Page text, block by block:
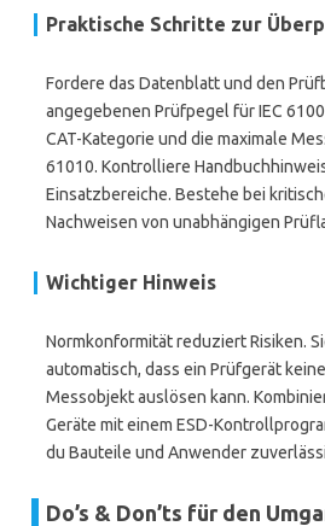
Praktische Schritte zur
Fordere das Datenblatt und den
angegebenen Prüfpegel für IEC
CAT-Kategorie und die maximale
61010. Kontrolliere
Einsatzbereiche. Bestehe bei
Nachweisen von unabhängigen
Wichtiger Hinweis
Normkonformität reduziert Risiken.
automatisch, dass ein Prüfgerät
Messobjekt auslösen kann.
Geräte mit einem ESD-
du Bauteile und Anwender
Do’s & Don’ts für den